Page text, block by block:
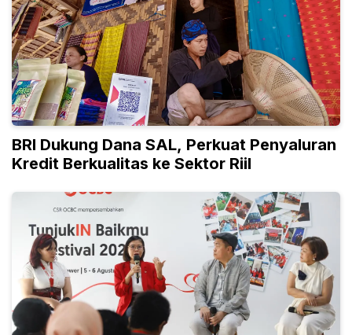
BRI Dukung Dana SAL, Perkuat Penyaluran
Kredit Berkualitas ke Sektor Riil